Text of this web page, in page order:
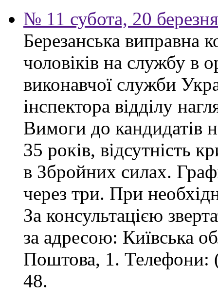
№ 11 субота, 20
Березанська виправна
чоловіків на службу в
виконавчої служби
інспектора відділу
Вимоги до кандидатів
35 років, відсутність
в Збройних силах.
через три. При
За консультацією
за адресою: Київська
Поштова, 1. Телефони:
48.